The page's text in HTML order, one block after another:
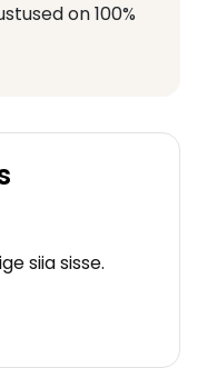
on 100%
siia sisse.